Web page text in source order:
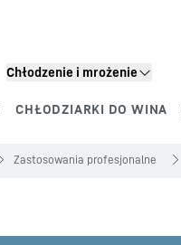
Chłodzenie i mrożenie
CHŁODZIARKI DO WINA
Zastosowania profesjonalne